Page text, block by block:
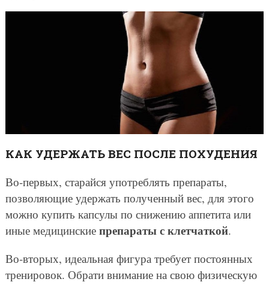
КАК УДЕРЖАТЬ ВЕС ПОСЛЕ ПОХУДЕНИЯ
Во-первых, старайся употреблять препараты,
позволяющие удержать полученный вес, для этого
можно купить капсулы по снижению аппетита или
иные медицинские препараты с клетчаткой.
Во-вторых, идеальная фигура требует постоянных
тренировок. Обрати внимание на свою физическую